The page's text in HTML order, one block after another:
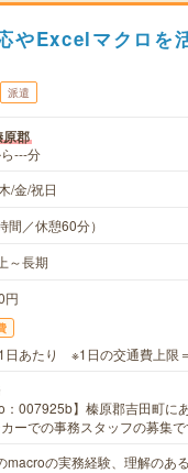
やExcelマクロを
派遣
郡
---分
/金/祝日
間／休憩60分）
～長期
円
日あたり ※1日の交通費上限
：007925b】榛原郡吉田町に
ーでの事務スタッフの募集
macroの実務経験、理解のあ